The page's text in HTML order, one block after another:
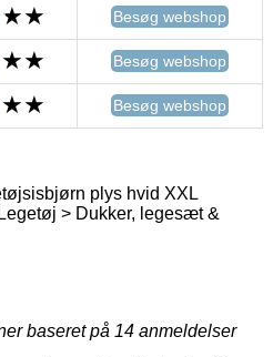
Besøg webshop
Besøg webshop
Besøg webshop
plys hvid XXL
> Dukker, legesæt &
baseret på 14 anmeldelser